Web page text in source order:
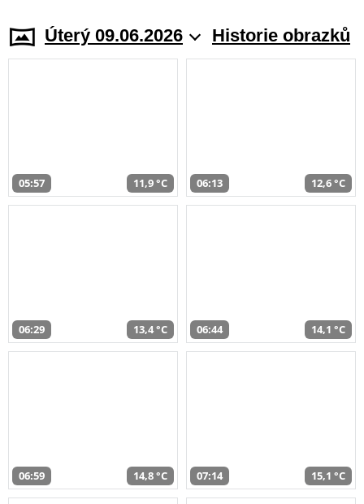
Úterý 09.06.2026 Historie obrazků
05:57 11,9 °C 06:13 12,6 °C
06:29 13,4 °C 06:44 14,1 °C
06:59 14,8 °C 07:14 15,1 °C